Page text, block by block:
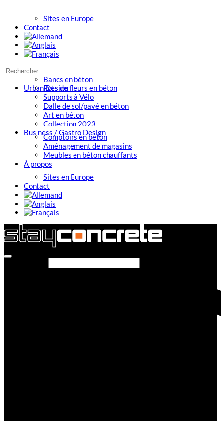
Sites en Europe
Contact
Urban Design
Bancs en béton
Pots de fleurs en béton
Supports à Vélo
Dalle de sol/pavé en béton
Art en béton
Collection 2023
Business / Gastro Design
Comptoirs en béton
Aménagement de magasins
Meubles en béton chauffants
À propos
Sites en Europe
Contact